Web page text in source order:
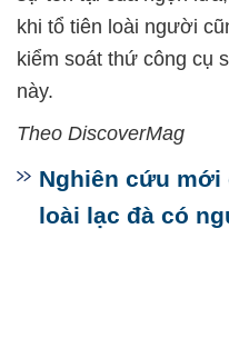
khi tổ tiên loài người
kiểm soát thứ công cụ
này.
Theo DiscoverMag
Nghiên cứu mới
loài lạc đà có